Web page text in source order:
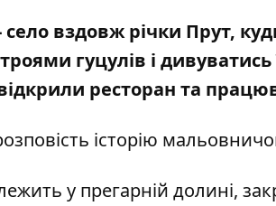
вздовж річки Прут,
гуцулів і
ресторан та
історію
у прегарній долині,